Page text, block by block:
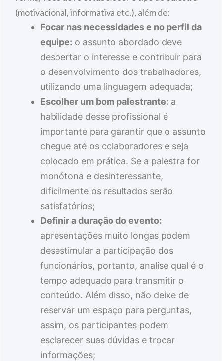
(motivacional, informativa etc.), além de:
Focar nas necessidades e no perfil da
equipe: o assunto abordado deve
despertar o interesse e contribuir para
o desenvolvimento dos trabalhadores,
utilizando uma linguagem adequada;
Escolher um bom palestrante: a
habilidade desse profissional é
importante para garantir que o assunto
chegue até os colaboradores e seja
colocado em prática. Se a palestra for
monótona e desinteressante,
dificilmente os resultados serão
satisfatórios;
Definir a duração do evento:
apresentações muito longas podem
desestimular a participação dos
funcionários, portanto, analise qual é o
tempo adequado para transmitir o
conteúdo. Além disso, não deixe de
reservar um espaço para perguntas,
assim, os participantes podem
esclarecer suas dúvidas e trocar
informações;